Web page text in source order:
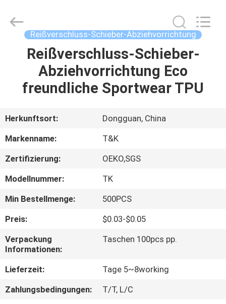
HAUS
PRODUKTE
ÜBER
UNS
FABRIK-
AUSFLUG
QUALITÄTSKONTROLLE
TRETEN
SIE
MIT
Accessories
Co.,Ltd.
Reißverschluss-Schieber-Abziehvorrichtung
Reißverschluss-Schieber-
Abziehvorrichtung Eco
freundliche Sportwear TPU
Herkunftsort:
Dongguan, China
Markenname:
T&K
Zertifizierung:
OEKO,SGS
Modellnummer:
TK
Min Bestellmenge:
500PCS
Preis:
$0.03-$0.05
Verpackung
Informationen:
Taschen 100pcs pp.
Lieferzeit:
Tage 5~8working
Zahlungsbedingungen:
T/T, L/C